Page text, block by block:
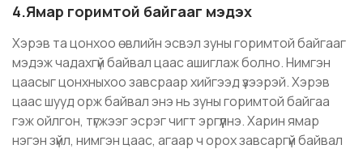
4.Ямар горимтой байгааг мэдэх
Хэрэв та цонхоо өвлийн эсвэл зуны горимтой байгааг
мэдэж чадахгүй байвал цаас ашиглаж болно. Нимгэн
цаасыг цонхныхоо завсраар хийгээд үзээрэй. Хэрэв
цаас шууд орж байвал энэ нь зуны горимтой байгаа
гэж ойлгон, түгжээг эсрэг чигт эргүүлнэ. Харин ямар
нэгэн зүйл, нимгэн цаас, агаар ч орох завсаргүй байвал